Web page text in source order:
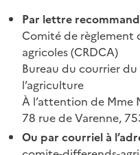
Par lettre
Comité de règlement
agricoles (CRDCA)
Bureau du courrier
l’agriculture
À l’attention de Mme
78 rue de Varenne,
Ou par courriel à